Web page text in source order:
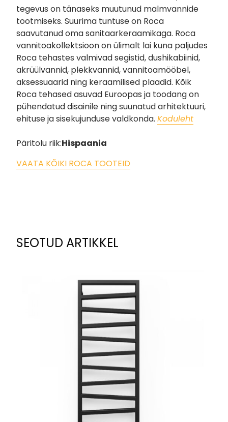
tegevus on tänaseks muutunud malmvannide
tootmiseks. Suurima tuntuse on Roca
saavutanud oma sanitaarkeraamikaga. Roca
vannitoakollektsioon on ülimalt lai kuna paljudes
Roca tehastes valmivad segistid, dushikabiinid,
akrüülvannid, plekkvannid, vannitoamööbel,
aksessuaarid ning keraamilised plaadid. Kõik
Roca tehased asuvad Euroopas ja toodang on
pühendatud disainile ning suunatud arhitektuuri,
ehituse ja sisekujunduse valdkonda. Koduleht
Päritolu riik:Hispaania
VAATA KÕIKI ROCA TOOTEID
SEOTUD ARTIKKEL